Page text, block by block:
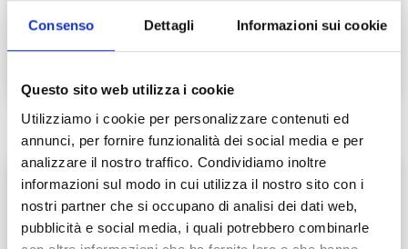
Consenso Dettagli Informazioni sui cookie
Questo sito web utilizza i cookie
Utilizziamo i cookie per personalizzare contenuti ed
annunci, per fornire funzionalità dei social media e per
analizzare il nostro traffico. Condividiamo inoltre
informazioni sul modo in cui utilizza il nostro sito con i
nostri partner che si occupano di analisi dei dati web,
pubblicità e social media, i quali potrebbero combinarle
Leggi tutto →